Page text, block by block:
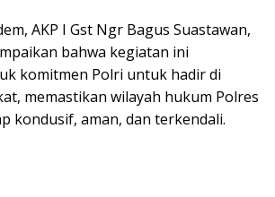
AKP I Gst Ngr Bagus Suastawan,
bahwa kegiatan ini
komitmen Polri untuk hadir di
memastikan wilayah hukum Polres
kondusif, aman, dan terkendali.